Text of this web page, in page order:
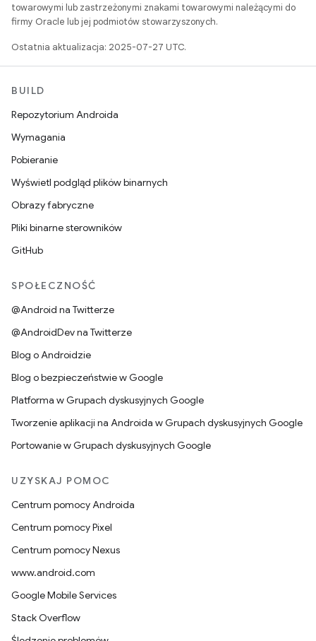
towarowymi lub zastrzeżonymi znakami towarowymi należącymi do
firmy Oracle lub jej podmiotów stowarzyszonych.
Ostatnia aktualizacja: 2025-07-27 UTC.
BUILD
Repozytorium Androida
Wymagania
Pobieranie
Wyświetl podgląd plików binarnych
Obrazy fabryczne
Pliki binarne sterowników
GitHub
SPOŁECZNOŚĆ
@Android na Twitterze
@AndroidDev na Twitterze
Blog o Androidzie
Blog o bezpieczeństwie w Google
Platforma w Grupach dyskusyjnych Google
Tworzenie aplikacji na Androida w Grupach dyskusyjnych Google
Portowanie w Grupach dyskusyjnych Google
UZYSKAJ POMOC
Centrum pomocy Androida
Centrum pomocy Pixel
Centrum pomocy Nexus
www.android.com
Google Mobile Services
Stack Overflow